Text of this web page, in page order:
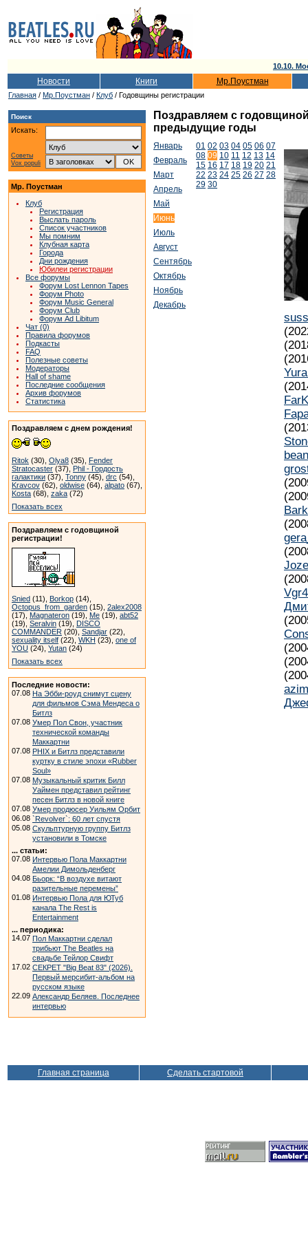
10.10.
Новости Книги Мр.Поустман
Главная / Мр.Поустман / Клуб / Годовщины регистрации
Поиск
Искать:
Советы
Vox populi
Мр. Поустман
Клуб
Регистрация
Выслать пароль
Список участников
Мы помним
Клубная карта
Города
Дни рождения
Юбилеи регистрации
Все форумы
Форум Lost Lennon Tapes
Форум Photo
Форум Music General
Форум Club
Форум Ad Libitum
Чат (0)
Правила форумов
Подкасты
FAQ
Полезные советы
Модераторы
Hall of shame
Последние сообщения
Архив форумов
Статистика
Поздравляем с днем рождения!
Ritok (30), Olya8 (35), Fender
Stratocaster (37), Phil - Гордость
галактики (37), Tonny (45), drc (54),
Kravcov (62), oldwise (64), alpato (67),
Kosta (68), zaka (72)
Показать всех
Поздравляем с годовщиной
регистрации!
Snied (11), Borkop (14),
Octopus_from_garden (15), 2alex2008
(17), Magnateron (19), Me (19), abt52
(19), Seralvin (19), DISCO
COMMANDER (20), Sandjar (22),
sexuality itself (22), WKH (23), one of
YOU (24), Yutan (24)
Показать всех
Последние новости:
07.08 На Эбби-роуд снимут сцену
для фильмов Сэма Мендеса о
Битлз
07.08 Умер Пол Свон, участник
технической команды
Маккартни
07.08 PHIX и Битлз представили
куртку в стиле эпохи «Rubber
Soul»
07.08 Музыкальный критик Билл
Уаймен представил рейтинг
песен Битлз в новой книге
07.08 Умер продюсер Уильям Орбит
06.08 `Revolver`: 60 лет спустя
05.08 Скульптурную группу Битлз
установили в Томске
... статьи:
07.08 Интервью Пола Маккартни
Амелии Димольденберг
04.08 Бьорк: “В воздухе витают
разительные перемены”
01.08 Интервью Пола для ЮТуб
канала The Rest is
Entertainment
... периодика:
14.07 Пол Маккартни сделал
трибьют The Beatles на
свадьбе Тейлор Свифт
17.02 СЕКРЕТ "Big Beat 83" (2026).
Первый мерсибит-альбом на
русском языке
22.09 Александр Беляев. Последнее
интервью
Поздравляем с
предыдущие годы
Январь
Февраль
Март
Апрель
Май
Июнь
Июль
Август
Сентябрь
Октябрь
Ноябрь
Декабрь
01 02 03 04 05 06 07
08 09 10 11 12 13 14
15 16 17 18 19 20 21
22 23 24 25 26 27 28
29 30
bean
azim
Главная страница Сделать стартовой